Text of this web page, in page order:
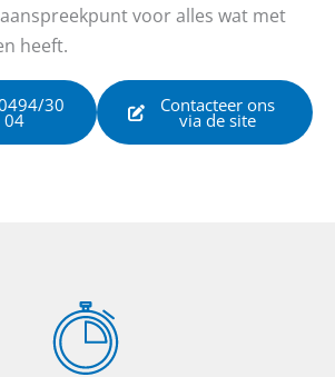
voor alles wat met
heeft.
30
04
Contacteer ons
via de site